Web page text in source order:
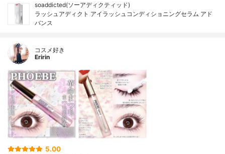
soaddicted(ソーアディクティッド)
ラッシュアディクト アイラッシュコンディショニングセラム アド
バンス
コスメ好き
Eririn
5.00